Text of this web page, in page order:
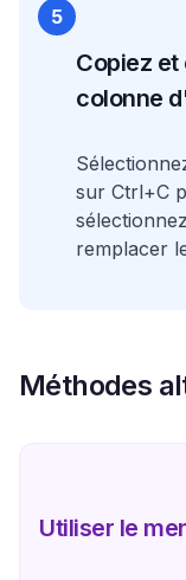
5
Copiez et
colonne
sur Ctrl+C
remplacer
Méthodes
Utiliser le